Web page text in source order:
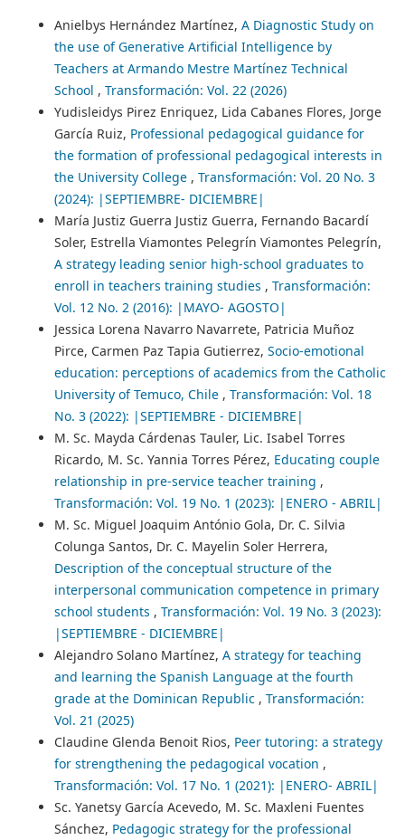
Anielbys Hernández Martínez, A Diagnostic Study on
the use of Generative Artificial Intelligence by
Teachers at Armando Mestre Martínez Technical
School , Transformación: Vol. 22 (2026)
Yudisleidys Pirez Enriquez, Lida Cabanes Flores, Jorge
García Ruiz, Professional pedagogical guidance for
the formation of professional pedagogical interests in
the University College , Transformación: Vol. 20 No. 3
(2024): |SEPTIEMBRE- DICIEMBRE|
María Justiz Guerra Justiz Guerra, Fernando Bacardí
Soler, Estrella Viamontes Pelegrín Viamontes Pelegrín,
A strategy leading senior high-school graduates to
enroll in teachers training studies , Transformación:
Vol. 12 No. 2 (2016): |MAYO- AGOSTO|
Jessica Lorena Navarro Navarrete, Patricia Muñoz
Pirce, Carmen Paz Tapia Gutierrez, Socio-emotional
education: perceptions of academics from the Catholic
University of Temuco, Chile , Transformación: Vol. 18
No. 3 (2022): |SEPTIEMBRE - DICIEMBRE|
M. Sc. Mayda Cárdenas Tauler, Lic. Isabel Torres
Ricardo, M. Sc. Yannia Torres Pérez, Educating couple
relationship in pre-service teacher training ,
Transformación: Vol. 19 No. 1 (2023): |ENERO - ABRIL|
M. Sc. Miguel Joaquim António Gola, Dr. C. Silvia
Colunga Santos, Dr. C. Mayelin Soler Herrera,
Description of the conceptual structure of the
interpersonal communication competence in primary
school students , Transformación: Vol. 19 No. 3 (2023):
|SEPTIEMBRE - DICIEMBRE|
Alejandro Solano Martínez, A strategy for teaching
and learning the Spanish Language at the fourth
grade at the Dominican Republic , Transformación:
Vol. 21 (2025)
Claudine Glenda Benoit Rios, Peer tutoring: a strategy
for strengthening the pedagogical vocation ,
Transformación: Vol. 17 No. 1 (2021): |ENERO- ABRIL|
Sc. Yanetsy García Acevedo, M. Sc. Maxleni Fuentes
Sánchez, Pedagogic strategy for the professional